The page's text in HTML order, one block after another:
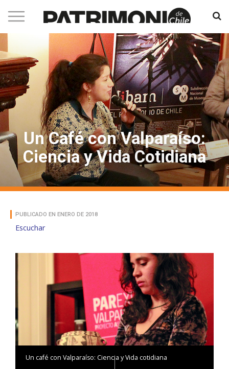
Un Café con Valparaíso:
Ciencia y Vida Cotidiana
PUBLICADO EN ENERO DE 2018
Escuchar
Un café con Valparaíso: Ciencia y Vida cotidiana